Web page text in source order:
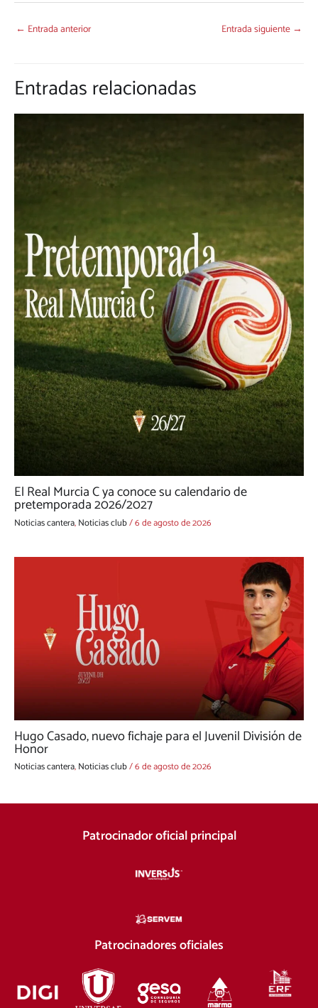
← Entrada anterior Entrada siguiente →
Entradas relacionadas
El Real Murcia C ya conoce su calendario de
pretemporada 2026/2027
Noticias cantera,Noticias club/6 de agosto de 2026
Hugo Casado, nuevo fichaje para el Juvenil División de
Honor
Noticias cantera,Noticias club/6 de agosto de 2026
Patrocinador oficial principal
Patrocinadores oficiales